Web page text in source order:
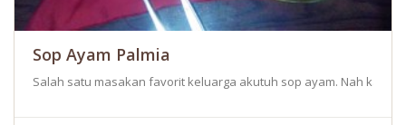
Sop Ayam Palmia
Salah satu masakan favorit keluarga akutuh sop ayam. Nah kali